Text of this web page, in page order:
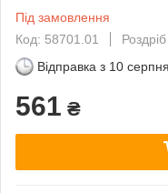
Під замовлення
Код: 58701.01
Роздріб
Відправка з 10
561 ₴